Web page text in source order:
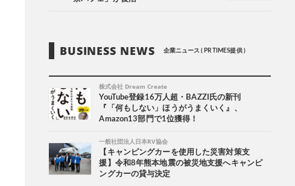
BUSINESS NEWS 企業ニュース ( PR TIMES提供 )
株式会社 Dream Create
YouTube登録16万人超・BAZZI氏の新刊
『「何もしない」ほうがうまくいく』、
Amazon13部門で1位獲得！
一般社団法人日本RV協会
【キャンピングカーを使用した災害対策支
援】令和8年熊本地震の被災地支援へキャンピ
ングカーの貸与決定